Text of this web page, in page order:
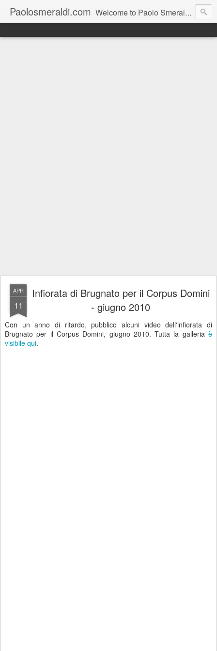
Paolosmeraldi.com Welcome to Paolo Smeraldi's website, online since 2002. Consigliere comunale a Sestri Levante.
APR
11
Infiorata di Brugnato per il Corpus Domini
- giugno 2010
Con un anno di ritardo, pubblico alcuni video dell'infiorata di
Brugnato per il Corpus Domini, giugno 2010. Tutta la galleria è
visibile qui.